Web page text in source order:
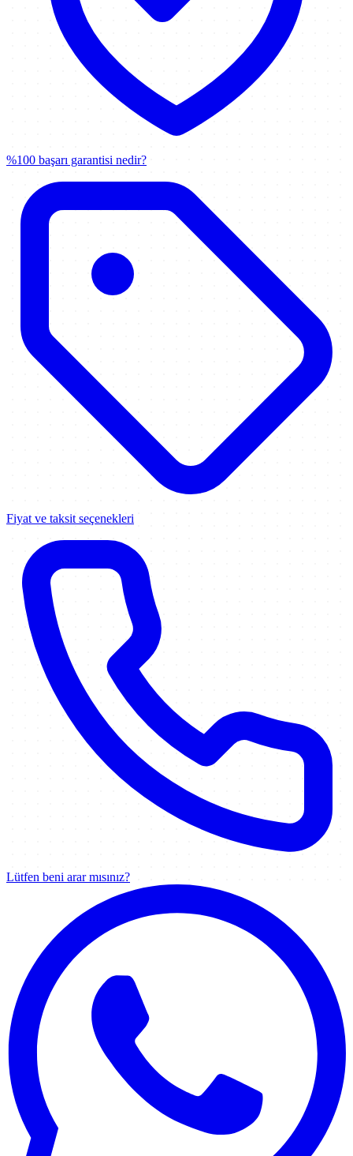
%100 başarı garantisi nedir?
Fiyat ve taksit seçenekleri
Lütfen beni arar mısınız?